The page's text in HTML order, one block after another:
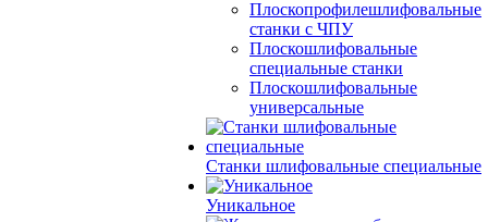
Плоскопрофилешлифовальные
станки с ЧПУ
Плоскошлифовальные
специальные станки
Плоскошлифовальные
универсальные
Станки шлифовальные специальные
Уникальное